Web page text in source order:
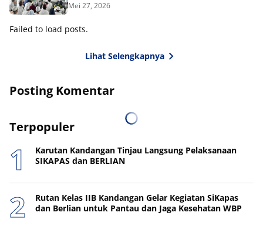
Mei 27, 2026
Failed to load posts.
Lihat Selengkapnya
Posting Komentar
Terpopuler
Karutan Kandangan Tinjau Langsung Pelaksanaan
SIKAPAS dan BERLIAN
Rutan Kelas IIB Kandangan Gelar Kegiatan SiKapas
dan Berlian untuk Pantau dan Jaga Kesehatan WBP